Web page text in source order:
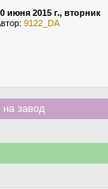
июня 2015 г., вторник
9122_DA
завод